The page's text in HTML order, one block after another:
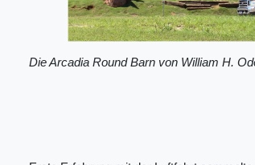
Die Arcadia Round Barn von William H.